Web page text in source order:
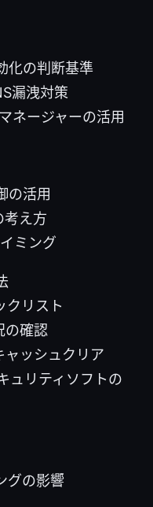
化の判断基準
漏洩対策
ネージャーの活用
の活用
え方
ミング
クリスト
の確認
ャッシュクリア
ュリティソフトの
グの影響